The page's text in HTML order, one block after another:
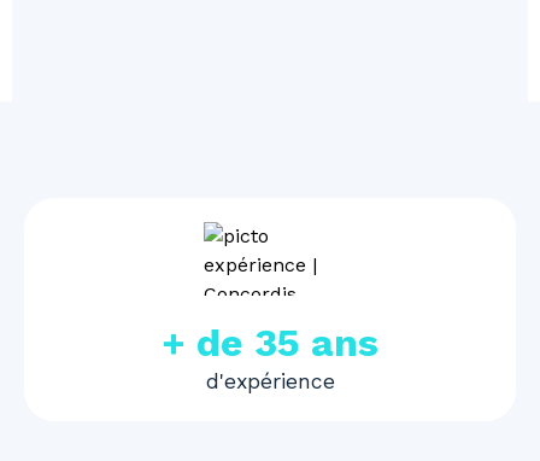
+ de 35 ans
d'expérience